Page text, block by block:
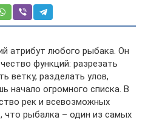
атрибут любого рыбака. Он
функций: разрезать
ветку, разделать улов,
начало огромного списка. В
рек и всевозможных
что рыбалка – один из самых